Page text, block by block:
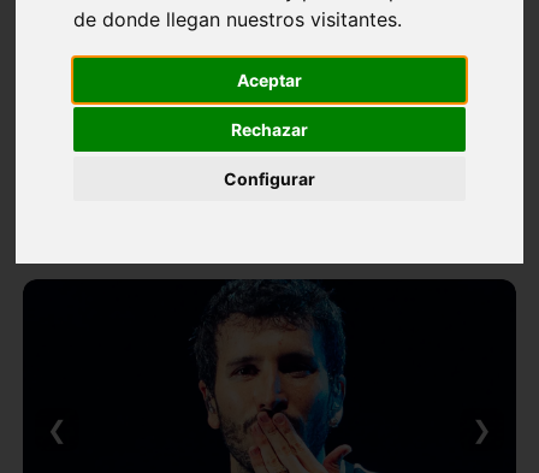
de donde llegan nuestros visitantes.
Aceptar
Rechazar
Configurar
❮ ❯